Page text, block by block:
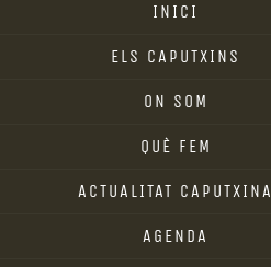
INICI
ELS CAPUTXINS
ON SOM
QUÈ FEM
ACTUALITAT CAPUTXINA
AGENDA